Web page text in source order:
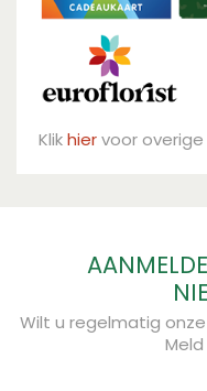
Klikhiervoor
Wilt u regelmatig